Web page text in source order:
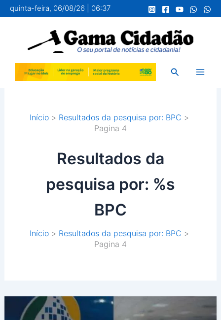
para
conteúdo
quinta-feira, 06/08/26 | 06:37
Pesquisar
Início
Resultados da pesquisa por: BPC
Pagina 4
Resultados da
pesquisa por: %s
BPC
Início
Resultados da pesquisa por: BPC
Pagina 4